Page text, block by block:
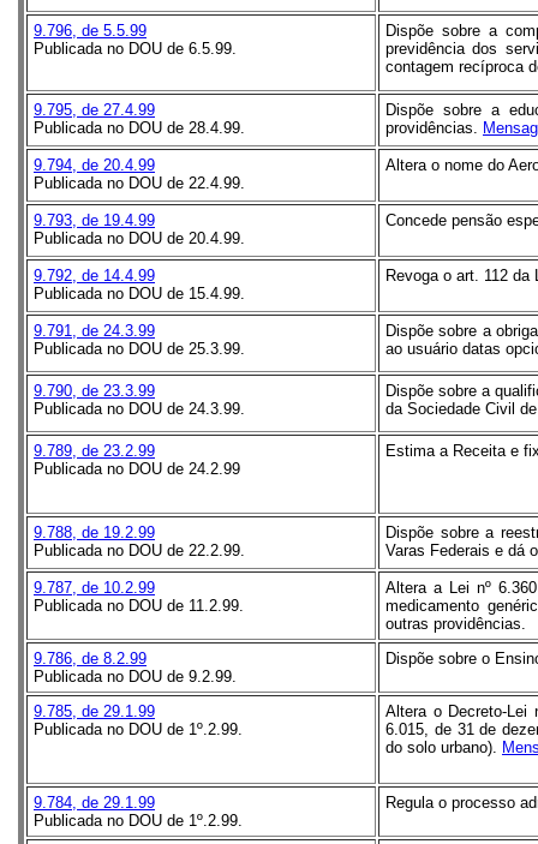
9.796, de 5.5.99
Publicada no DOU de 6.5.99.
Dispõe sobre a
previdência dos
contagem recíproca
9.795, de 27.4.99
Publicada no DOU de 28.4.99.
Dispõe sobre a
providências.
9.794, de 20.4.99
Publicada no DOU de 22.4.99.
Altera o nome do
9.793, de 19.4.99
Publicada no DOU de 20.4.99.
Concede pensão
9.792, de 14.4.99
Publicada no DOU de 15.4.99.
Revoga o art. 112
9.791, de 24.3.99
Publicada no DOU de 25.3.99.
Dispõe sobre a
ao usuário datas
9.790, de 23.3.99
Publicada no DOU de 24.3.99.
Dispõe sobre a
da Sociedade Civil
9.789, de 23.2.99
Publicada no DOU de 24.2.99
Estima a Receita e
9.788, de 19.2.99
Publicada no DOU de 22.2.99.
Dispõe sobre a
Varas Federais e dá
9.787, de 10.2.99
Publicada no DOU de 11.2.99.
Altera a Lei nº
medicamento
outras providências.
9.786, de 8.2.99
Publicada no DOU de 9.2.99.
Dispõe sobre o
9.785, de 29.1.99
Publicada no DOU de 1º.2.99.
Altera o Decreto-Lei
6.015, de 31 de
do solo urbano).
9.784, de 29.1.99
Publicada no DOU de 1º.2.99.
Regula o processo